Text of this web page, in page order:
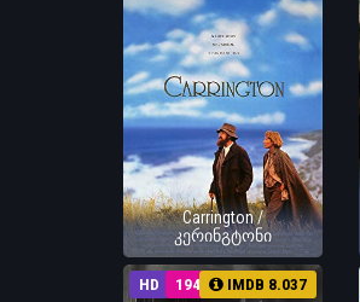
Carrington /
კერინგტონი
HD 1943 IMDB 8.037